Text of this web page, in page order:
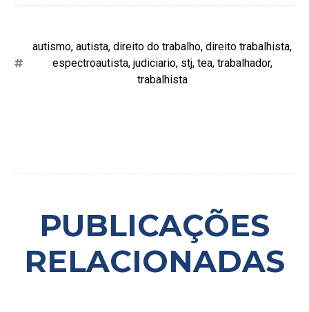
autismo, autista, direito do trabalho, direito trabalhista,
espectroautista, judiciario, stj, tea, trabalhador,
trabalhista
PUBLICAÇÕES
RELACIONADAS